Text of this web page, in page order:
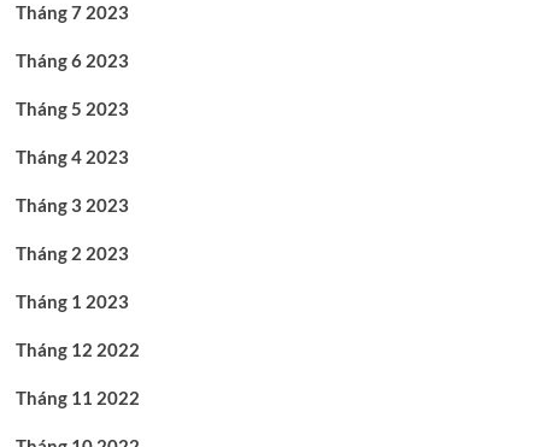
Tháng 7 2023
Tháng 6 2023
Tháng 5 2023
Tháng 4 2023
Tháng 3 2023
Tháng 2 2023
Tháng 1 2023
Tháng 12 2022
Tháng 11 2022